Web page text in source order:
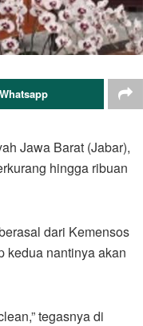
Jawa Barat (Jabar),
hingga ribuan
dari Kemensos
kedua nantinya akan
tegasnya di